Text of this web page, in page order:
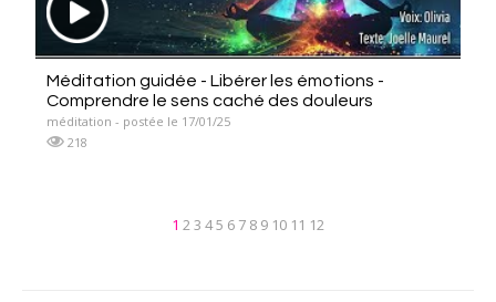
Méditation guidée - Libérer les émotions -
Comprendre le sens caché des douleurs
méditation - postée le 17/01/25
218
1 23 45 6 7 8 9 10 11 12